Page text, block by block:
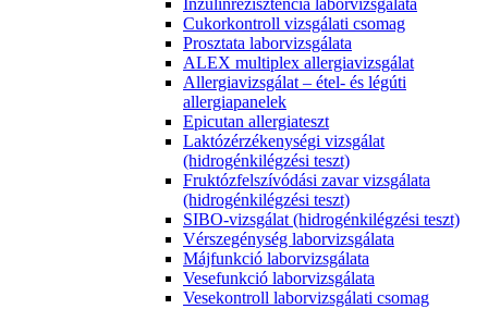
Inzulinrezisztencia laborvizsgálata
Cukorkontroll vizsgálati csomag
Prosztata laborvizsgálata
ALEX multiplex allergiavizsgálat
Allergiavizsgálat – étel- és légúti
allergiapanelek
Epicutan allergiateszt
Laktózérzékenységi vizsgálat
(hidrogénkilégzési teszt)
Fruktózfelszívódási zavar vizsgálata
(hidrogénkilégzési teszt)
SIBO-vizsgálat (hidrogénkilégzési teszt)
Vérszegénység laborvizsgálata
Májfunkció laborvizsgálata
Vesefunkció laborvizsgálata
Vesekontroll laborvizsgálati csomag